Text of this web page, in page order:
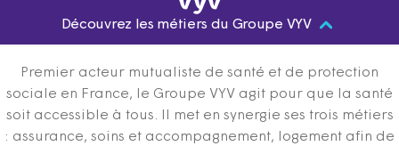
Découvrez les métiers du Groupe VYV
Premier acteur mutualiste de santé et de protection
sociale en France, le Groupe VYV agit pour que la santé
soit accessible à tous. Il met en synergie ses trois métiers
: assurance, soins et accompagnement, logement afin de